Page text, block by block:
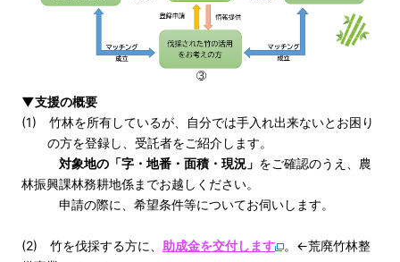
▼支援の概要
(1) 竹林を所有しているが、自分では手入れ出来ないとお困り
の方を登録し、受託者をご紹介します。
対象地の「字・地番・面積・現況」 をご確認のうえ、農
林振興課林務耕地係までお越しください。
申請の際に、希望条件等についてお伺いします。
(2) 竹を伐採する方に、 助成金を交付します
。←荒廃竹林整